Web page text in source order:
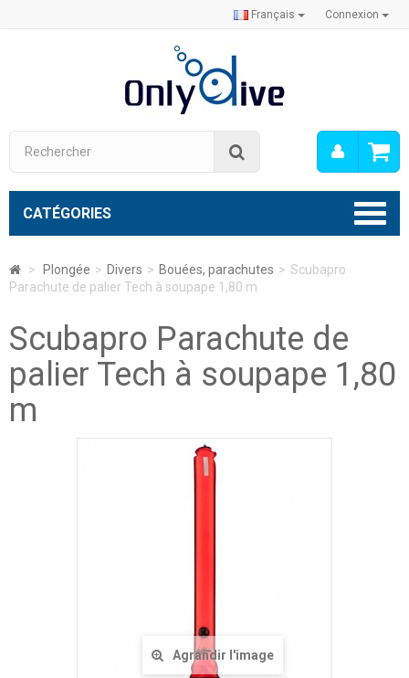
Connexion
Français
Mon
CATÉGORIES
> Plongée > Divers > Bouées, parachutes > Scubapro
Parachute de palier Tech à soupape 1,80 m
Scubapro Parachute de
palier Tech à soupape 1,80
m
Agrandir l'image